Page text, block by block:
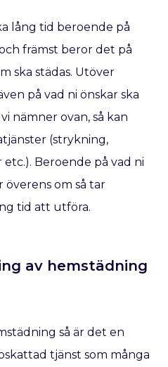
lång tid beroende på
främst beror det på
ska städas. Utöver
på vad ni önskar ska
nämner ovan, så kan
(strykning,
Beroende på vad ni
om så tar
tid att utföra.
av hemstädning
så är det en
tjänst som många